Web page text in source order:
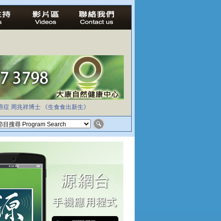
症 周兆祥博士 《生食食出新生》